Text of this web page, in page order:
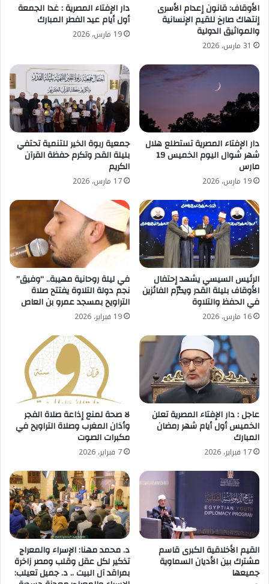
الأوقاف: قانون إعدام الأسرى
إنتهاك صارخ للقيم الإنسانية
والمواثيق الدولية
31 مارس، 2026
دار الإفتاء المصرية : غدا الجمعة
أول أيام عيد الفطر المبارك
19 مارس، 2026
دار الإفتاء المصرية تستطلع هلال
شهر شوال اليوم الخميس 19
مارس
19 مارس، 2026
جمعية ربوة الخير للتنمية تحتفي
بليلة القدر وتكرم حفظة القرآن
الكريم
17 مارس، 2026
الرئيس السيسي يشهد إحتفال
الأوقاف بليلة القدر ويكرّم الفائزين
في الحفظ والتلاوة
16 مارس، 2026
في ليلة روحانية مهيبة.. “وفيق”
نجم دولة التلاوة يفتتح صلاة
التراويح بمسجد عمرو بن العاص
19 فبراير، 2026
عاجل : دار الإفتاء المصرية تعلن
الخميس أول أيام شهر رمضان
المبارك
17 فبراير، 2026
لا صحة لمنع إذاعة صلاة الفجر
وأذان المغرب وصلاة التراويح في
مكبرات الصوت
7 فبراير، 2026
القيم الأخلاقية الكبرى قاسم
مشترك بين الأديان السماوية
جميعها
د. محمد مهنا: الإسراء والمعراج
تذكير لكل عقل وقلب ومصر زاخرة
بمراقد آل البيت .. د. جميل تعيلب: